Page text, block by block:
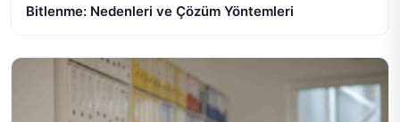
Bitlenme: Nedenleri ve Çözüm Yöntemleri